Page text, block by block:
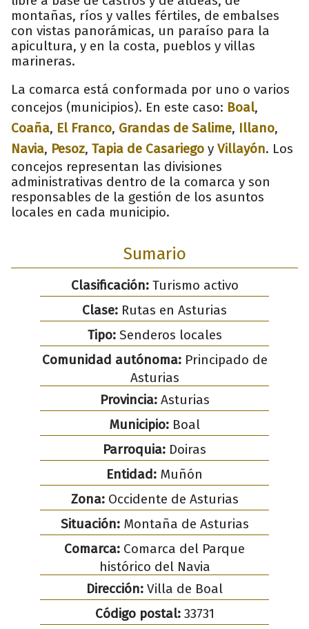
montañas, ríos y valles fértiles, de embalses
con vistas panorámicas, un paraíso para la
apicultura, y en la costa, pueblos y villas
marineras.
La comarca está conformada por uno o varios
concejos (municipios). En este caso: Boal,
Coaña, El Franco, Grandas de Salime, Illano,
Navia, Pesoz, Tapia de Casariego y Villayón. Los
concejos representan las divisiones
administrativas dentro de la comarca y son
responsables de la gestión de los asuntos
locales en cada municipio.
Sumario
Clasificación:Turismo activo
Clase: Rutas en Asturias
Tipo:Senderos locales
Comunidad autónoma:Principado de
Asturias
Provincia:Asturias
Municipio: Boal
Parroquia: Doiras
Entidad: Muñón
Zona:Occidente de Asturias
Situación:Montaña de Asturias
Comarca: Comarca del Parque
histórico del Navia
Dirección: Villa de Boal
Código postal:33731